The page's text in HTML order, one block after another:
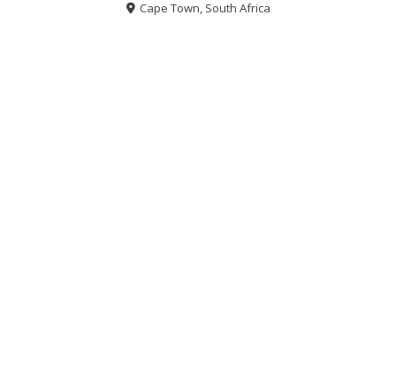
Cape Town, South Africa